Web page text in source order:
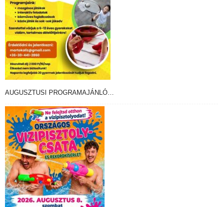
AUGUSZTUSI PROGRAMAJÁNLÓ…